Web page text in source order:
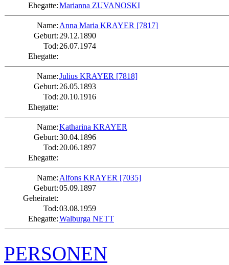
Ehegatte:Marianna ZUVANOSKI
Name: Anna Maria KRAYER [7817]
Geburt: 29.12.1890
Tod: 26.07.1974
Ehegatte:
Name:Julius KRAYER [7818]
Geburt: 26.05.1893
Tod: 20.10.1916
Ehegatte:
Name:Katharina KRAYER
Geburt:30.04.1896
Tod: 20.06.1897
Ehegatte:
Name: Alfons KRAYER [7035]
Geburt:05.09.1897
Geheiratet:
Tod:03.08.1959
Ehegatte:Walburga NETT
PERSONEN